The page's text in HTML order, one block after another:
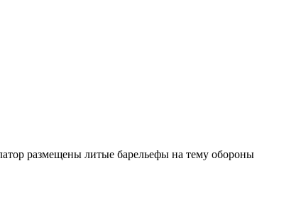
размещены литые барельефы на тему обороны